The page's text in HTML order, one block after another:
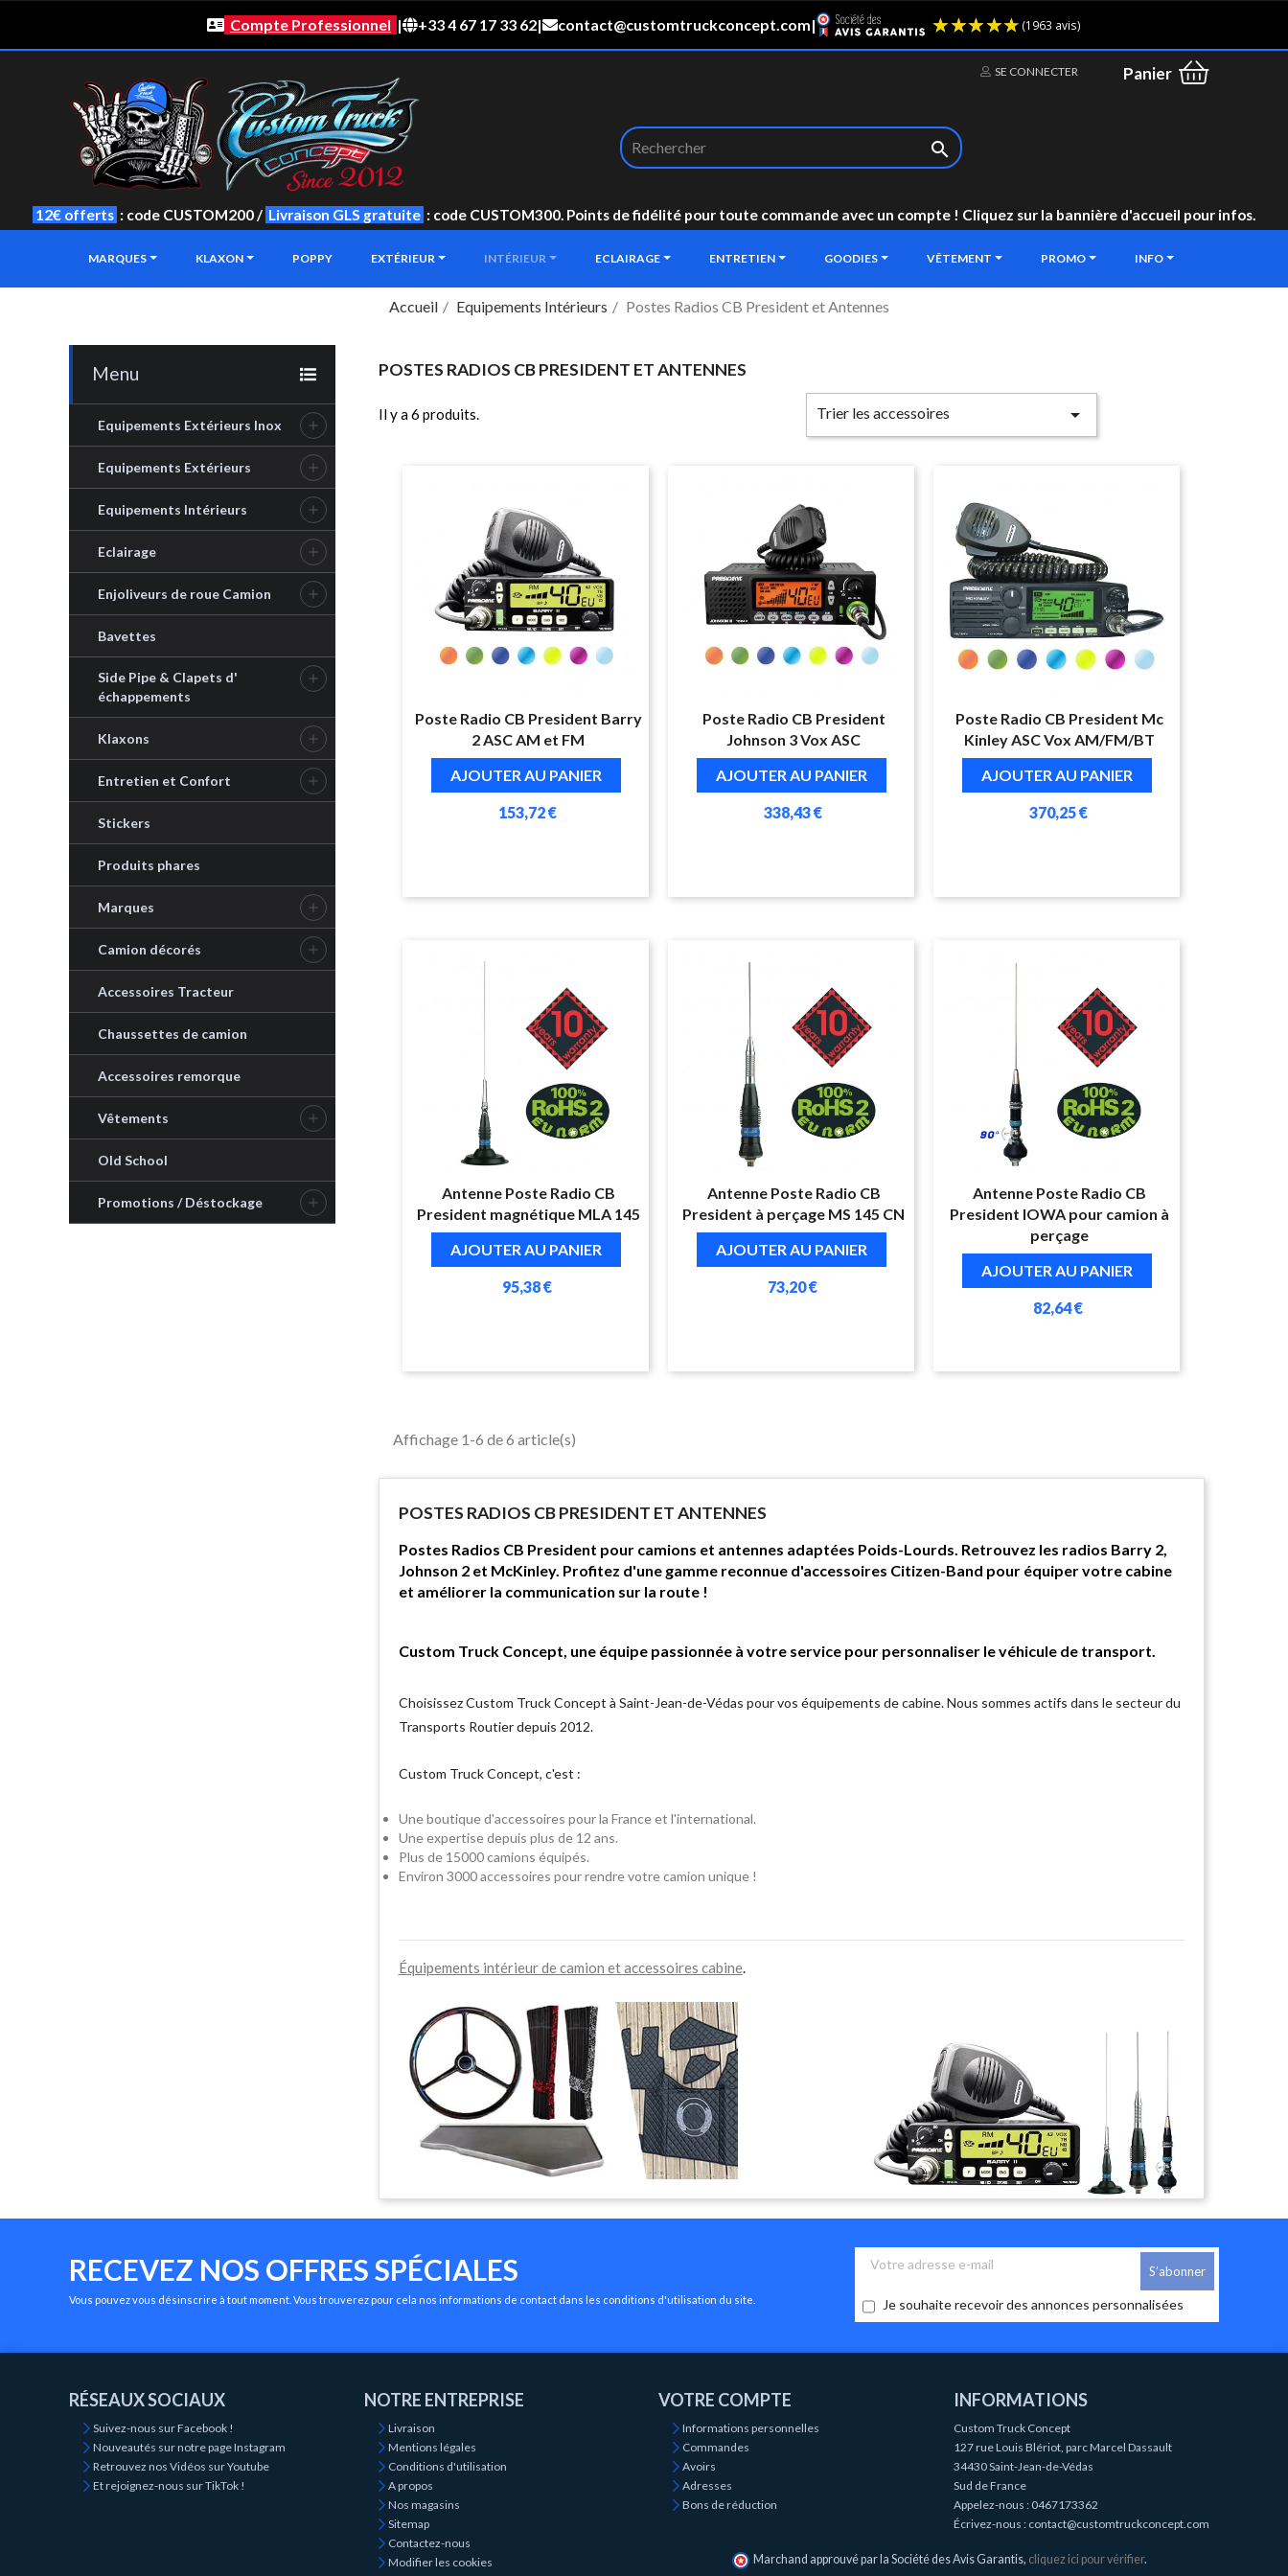
Compte Professionnel | +33 4 67 17 33 62| contact@customtruckconcept.com|
SE CONNECTER Panier

12€ offerts : code CUSTOM200 / Livraison GLS gratuite : code CUSTOM300. Points de fidélité pour toute commande avec un compte ! Cliquez sur la bannière d'accueil pour infos.
MARQUES KLAXON POPPY EXTÉRIEUR INTÉRIEUR ECLAIRAGE ENTRETIEN GOODIES VÊTEMENT PROMO INFO
Accueil Equipements Intérieurs Postes Radios CB President et Antennes
Menu
Equipements Extérieurs Inox 
Equipements Extérieurs 
Equipements Intérieurs 
Eclairage 
Enjoliveurs de roue Camion 
Bavettes
Side Pipe & Clapets d'
échappements

Klaxons 
Entretien et Confort 
Stickers
Produits phares
Marques 
Camion décorés 
Accessoires Tracteur
Chaussettes de camion
Accessoires remorque
Vêtements 
Old School
Promotions / Déstockage 
POSTES RADIOS CB PRESIDENT ET ANTENNES
Il y a 6 produits. Trier les accessoires 
Poste Radio CB President Barry
2 ASC AM et FM
AJOUTER AU PANIER
153,72 €
Poste Radio CB President
Johnson 3 Vox ASC
AJOUTER AU PANIER
338,43 €
Poste Radio CB President Mc
Kinley ASC Vox AM/FM/BT
AJOUTER AU PANIER
370,25 €
Antenne Poste Radio CB
President magnétique MLA 145
AJOUTER AU PANIER
95,38 €
Antenne Poste Radio CB
President à perçage MS 145 CN
AJOUTER AU PANIER
73,20 €
Antenne Poste Radio CB
President IOWA pour camion à
perçage
AJOUTER AU PANIER
82,64 €
Affichage 1-6 de 6 article(s)
POSTES RADIOS CB PRESIDENT ET ANTENNES
Postes Radios CB President pour camions et antennes adaptées Poids-Lourds. Retrouvez les radios Barry 2,
Johnson 2 et McKinley. Profitez d'une gamme reconnue d'accessoires Citizen-Band pour équiper votre cabine
et améliorer la communication sur la route !
Custom Truck Concept, une équipe passionnée à votre service pour personnaliser le véhicule de transport.
Choisissez Custom Truck Concept à Saint-Jean-de-Védas pour vos équipements de cabine. Nous sommes actifs dans le secteur du
Transports Routier depuis 2012.
Custom Truck Concept, c'est :
Une boutique d'accessoires pour la France et l'international.
Une expertise depuis plus de 12 ans.
Plus de 15000 camions équipés.
Environ 3000 accessoires pour rendre votre camion unique !
Équipements intérieur de camion et accessoires cabine.
RECEVEZ NOS OFFRES SPÉCIALES
Vous pouvez vous désinscrire à tout moment. Vous trouverez pour cela nos informations de contact dans les conditions d'utilisation du site. Je souhaite recevoir des annonces personnalisées
RÉSEAUX SOCIAUX
Suivez-nous sur Facebook !
Nouveautés sur notre page Instagram
Retrouvez nos Vidéos sur Youtube
Et rejoignez-nous sur TikTok !
NOTRE ENTREPRISE
Livraison
Mentions légales
Conditions d'utilisation
A propos
Nos magasins
Sitemap
Contactez-nous
Modifier les cookies
VOTRE COMPTE
Informations personnelles
Commandes
Avoirs
Adresses
Bons de réduction
INFORMATIONS
Custom Truck Concept
127 rue Louis Blériot, parc Marcel Dassault
34430 Saint-Jean-de-Védas
Sud de France
Appelez-nous : 0467173362
Écrivez-nous : contact@customtruckconcept.com
Marchand approuvé par la Société des Avis Garantis, cliquez ici pour vérifier.